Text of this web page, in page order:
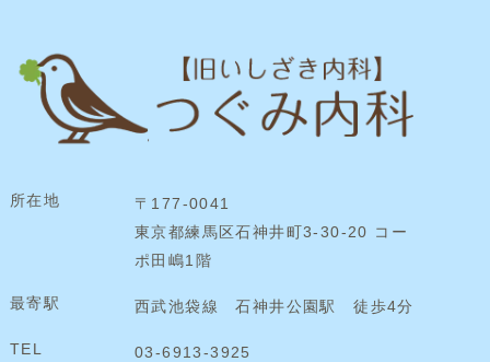
所在地
〒177-0041
東京都練馬区石神井町3-30-20 コー
ポ田嶋1階
最寄駅 西武池袋線 石神井公園駅 徒歩4分
TEL 03-6913-3925